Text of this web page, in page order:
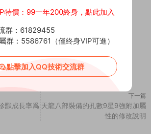
賞
獸成長率爲
下一篇
天龍八部裝備的孔數9星9強附加屬
性的修改說明
特價：99一年200終身，點此加入
群：61829455
群：5586761（僅終身VIP可進）
點擊加入QQ技術交流群